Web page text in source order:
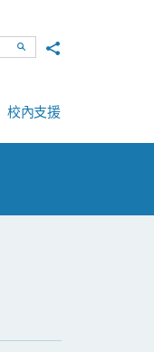
SearchShare to
校內支援